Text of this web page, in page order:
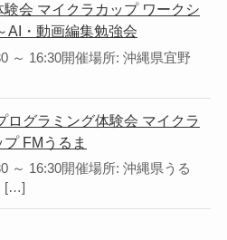
会 マイクラカップ ワークシ
AI・動画編集勉強会
～ 16:30開催場所: 沖縄県宜野
ログラミング体験会 マイクラ
FMうるま
～ 16:30開催場所: 沖縄県うる
[…]